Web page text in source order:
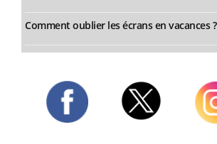
Comment oublier les écrans en vacances ?